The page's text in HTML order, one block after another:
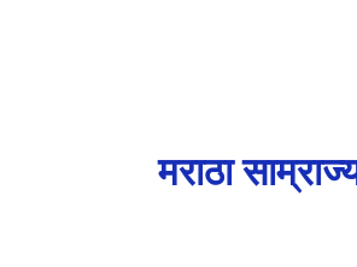
मराठा